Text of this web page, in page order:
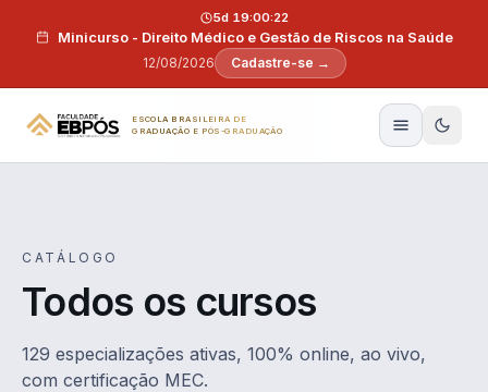
Minicurso - Direito Médico e Gestão de Riscos na Saúde
12/08/2026
5d 19:00:21
Cadastre-se →
ESCOLA BRASILEIRA DE
GRADUAÇÃO E PÓS-GRADUAÇÃO
CATÁLOGO
Todos os cursos
129 especializações ativas, 100% online, ao vivo,
com certificação MEC.